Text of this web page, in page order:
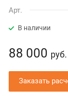
Арт.
В наличии
88 000 руб.
Заказать